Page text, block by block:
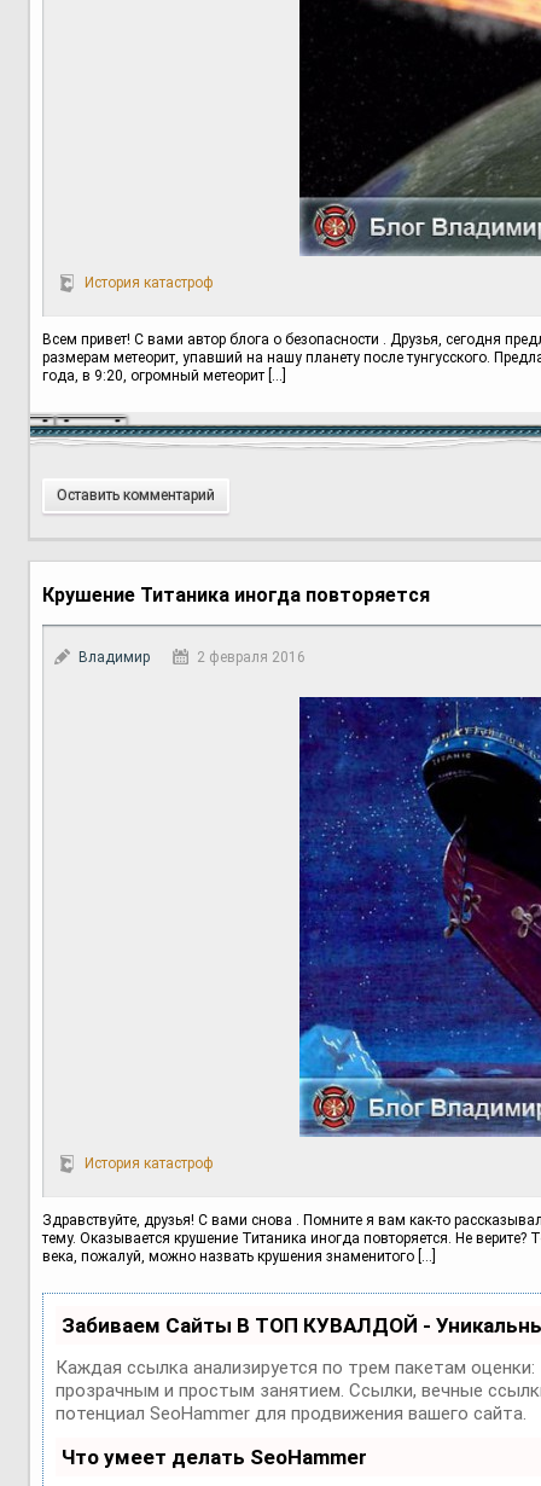
История катастроф
Всем привет! С вами автор блога о безопасности . Друзья, сегодня
размерам метеорит, упавший на нашу планету после тунгусского.
года, в 9:20, огромный метеорит […]
Оставить комментарий
Крушение Титаника иногда повторяется
Владимир 2 февраля 2016
История катастроф
Здравствуйте, друзья! С вами снова . Помните я вам как-то
тему. Оказывается крушение Титаника иногда повторяется. Не
века, пожалуй, можно назвать крушения знаменитого […]
Забиваем Сайты В ТОП КУВАЛДОЙ -
Каждая ссылка анализируется по трем пакетам оценки:
прозрачным и простым занятием. Ссылки, вечные
потенциал SeoHammer для продвижения вашего сайта.
Что умеет делать SeoHammer